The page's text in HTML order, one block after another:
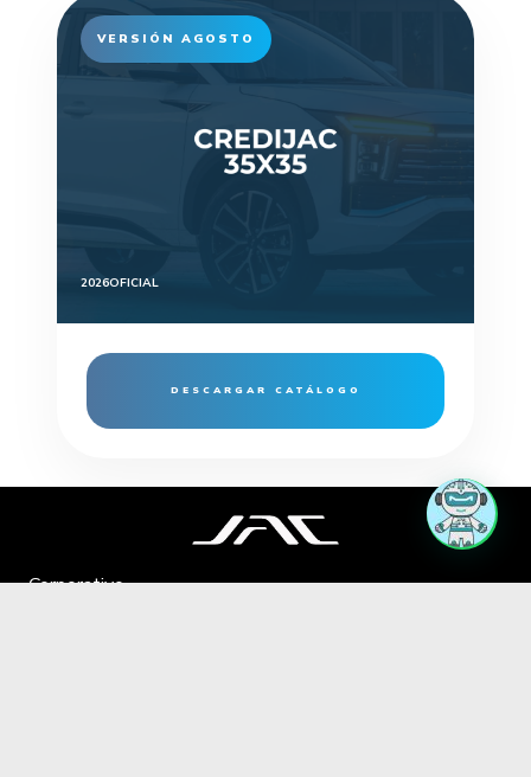
VERSIÓN AGOSTO
2026OFICIAL
DESCARGAR CATÁLOGO
Corporativo